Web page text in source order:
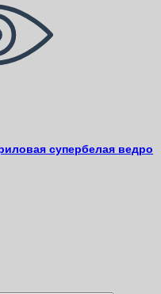
супербелая ведро